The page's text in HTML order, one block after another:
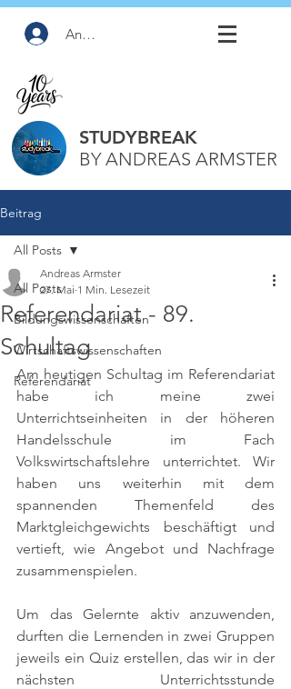
Anmelden
STUDYBREAK
BY ANDREAS ARMSTER
Beitrag
All Posts
Bildungswissenschaften
Wirtschaftswissenschaften
Referendariat
All Posts
Referendariat - 89.
Schultag
Andreas Armster
27. Mai 1 Min. Lesezeit
Am heutigen Schultag im Referendariat
habe ich meine zwei
Unterrichtseinheiten in der höheren
Handelsschule im Fach
Volkswirtschaftslehre unterrichtet. Wir
haben uns weiterhin mit dem
spannenden Themenfeld des
Marktgleichgewichts beschäftigt und
vertieft, wie Angebot und Nachfrage
zusammenspielen.
Um das Gelernte aktiv anzuwenden,
durften die Lernenden in zwei Gruppen
jeweils ein Quiz erstellen, das wir in der
nächsten Unterrichtsstunde